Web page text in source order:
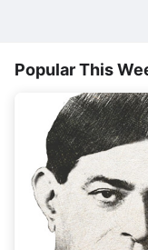
Popular This